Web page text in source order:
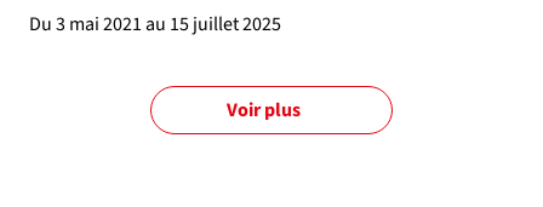
Du 3 mai 2021 au 15 juillet 2025
Voir plus